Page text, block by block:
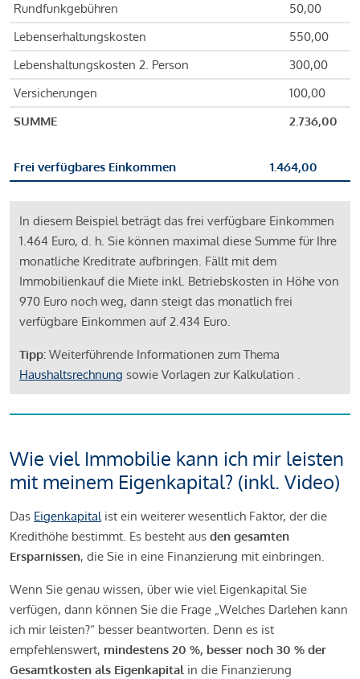
Rundfunkgebühren
50,00
Lebenserhaltungskosten
550,00
Lebenshaltungskosten 2. Person
300,00
Versicherungen
100,00
SUMME
2.736,00
Frei verfügbares Einkommen 1.464,00
In diesem Beispiel beträgt das frei verfügbare Einkommen
1.464 Euro, d. h. Sie können maximal diese Summe für Ihre
monatliche Kreditrate aufbringen. Fällt mit dem
Immobilienkauf die Miete inkl. Betriebskosten in Höhe von
970 Euro noch weg, dann steigt das monatlich frei
verfügbare Einkommen auf 2.434 Euro.
Tipp: Weiterführende Informationen zum Thema
Haushaltsrechnung sowie Vorlagen zur Kalkulation .
Wie viel Immobilie kann ich mir leisten
mit meinem Eigenkapital? (inkl. Video)
Das Eigenkapitalist ein weiterer wesentlich Faktor, der die
Kredithöhe bestimmt. Es besteht aus den gesamten
Ersparnissen, die Sie in eine Finanzierung mit einbringen.
Wenn Sie genau wissen, über wie viel Eigenkapital Sie
verfügen, dann können Sie die Frage „Welches Darlehen kann
ich mir leisten?“ besser beantworten. Denn es ist
empfehlenswert, mindestens 20 %, besser noch 30 % der
Gesamtkosten als Eigenkapital in die Finanzierung